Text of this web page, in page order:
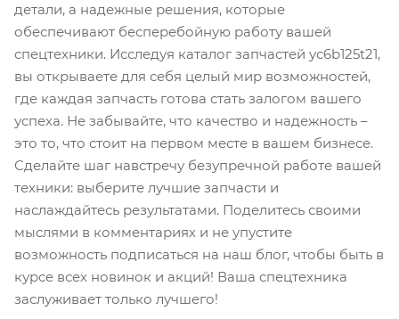
детали, а надежные решения, которые
обеспечивают бесперебойную работу вашей
спецтехники. Исследуя каталог запчастей yc6b125t21,
вы открываете для себя целый мир возможностей,
где каждая запчасть готова стать залогом вашего
успеха. Не забывайте, что качество и надежность –
это то, что стоит на первом месте в вашем бизнесе.
Сделайте шаг навстречу безупречной работе вашей
техники: выберите лучшие запчасти и
наслаждайтесь результатами. Поделитесь своими
мыслями в комментариях и не упустите
возможность подписаться на наш блог, чтобы быть в
курсе всех новинок и акций! Ваша спецтехника
заслуживает только лучшего!